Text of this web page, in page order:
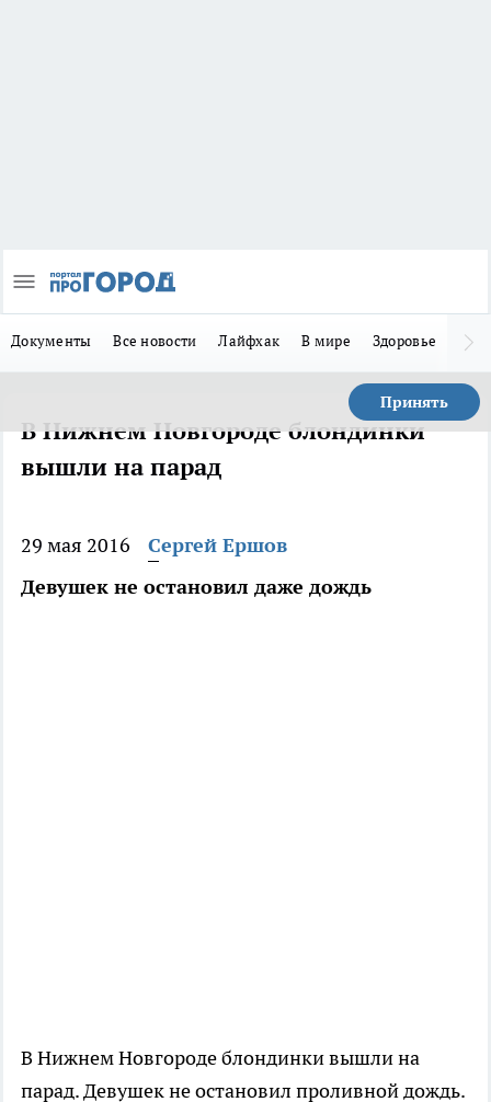
Документы Все новости Лайфхак В мире Здоровье
Принять
В Нижнем Новгороде блондинки
вышли на парад
29 мая 2016
Сергей Ершов
Девушек не остановил даже дождь
В Нижнем Новгороде блондинки вышли на
парад. Девушек не остановил проливной дождь.